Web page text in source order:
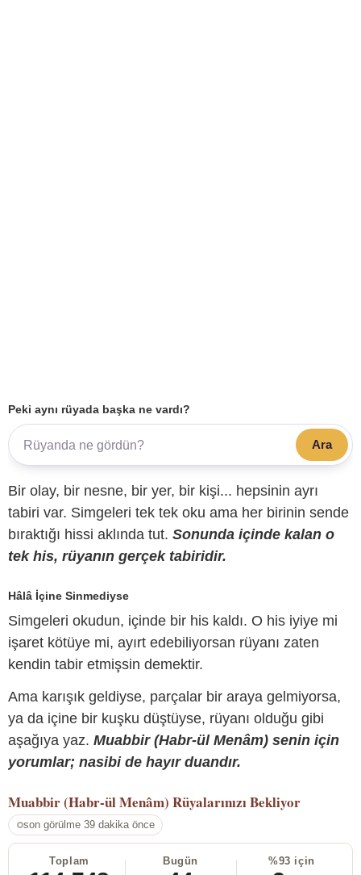
Peki aynı rüyada başka ne vardı?
Ara
Bir olay, bir nesne, bir yer, bir kişi... hepsinin ayrı
tabiri var. Simgeleri tek tek oku ama her birinin sende
bıraktığı hissi aklında tut. Sonunda içinde kalan o
tek his, rüyanın gerçek tabiridir.
Hâlâ İçine Sinmediyse
Simgeleri okudun, içinde bir his kaldı. O his iyiye mi
işaret kötüye mi, ayırt edebiliyorsan rüyanı zaten
kendin tabir etmişsin demektir.
Ama karışık geldiyse, parçalar bir araya gelmiyorsa,
ya da içine bir kuşku düştüyse, rüyanı olduğu gibi
aşağıya yaz. Muabbir (Habr-ül Menâm) senin için
yorumlar; nasibi de hayır duandır.
Muabbir (Habr-ül Menâm) Rüyalarınızı Bekliyor
son görülme 39 dakika önce
Toplam Bugün %93 için